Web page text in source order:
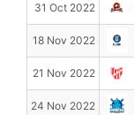
31 Oct 2022
18 Nov 2022
21 Nov 2022
24 Nov 2022